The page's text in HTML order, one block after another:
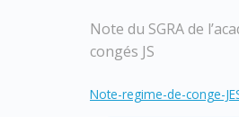
Note du SGRA de
congés JS
Note-regime-de-conge-